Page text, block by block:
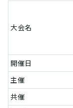
大会名
開催日
主催
共催